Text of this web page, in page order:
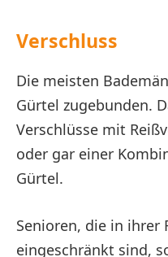
Verschluss
Die meisten
Gürtel zugebunden.
Verschlüsse mit
oder gar einer
Gürtel.
Senioren, die in ihrer
eingeschränkt sind,